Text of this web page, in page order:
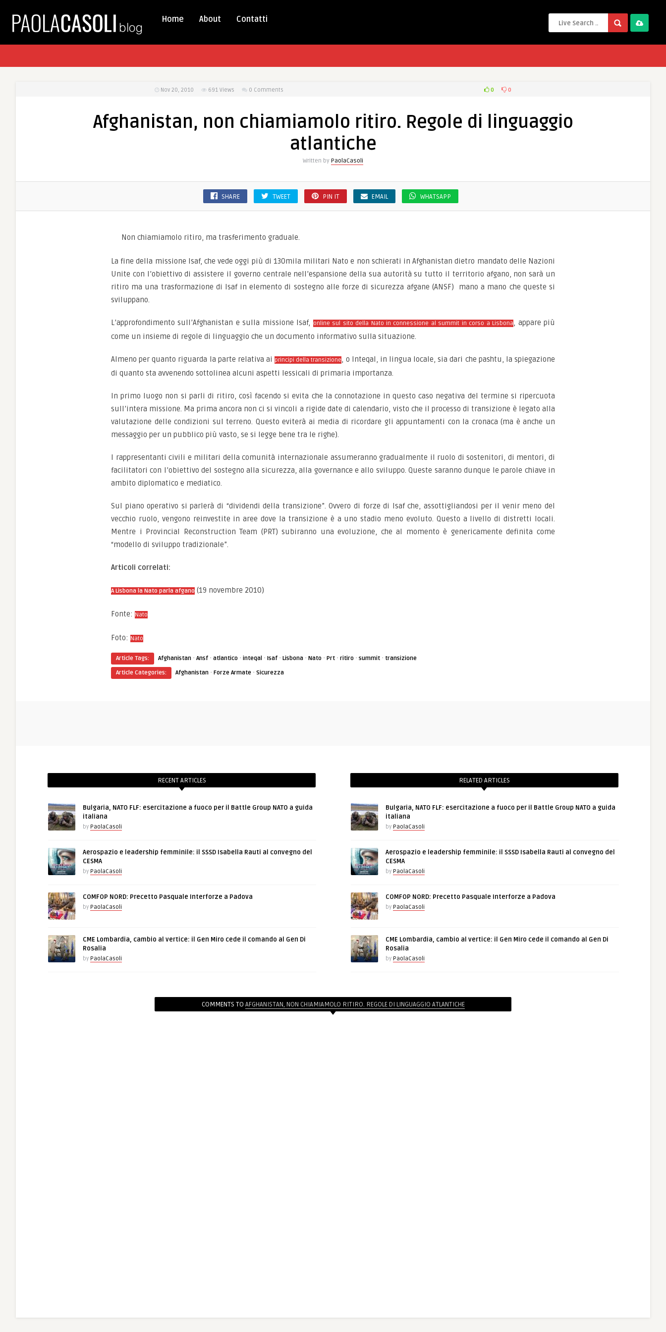
Home About Contatti
Nov 20, 2010 691 Views 0 Comments 0 0
Afghanistan, non chiamiamolo ritiro. Regole di linguaggio
atlantiche
Written by PaolaCasoli
SHARE TWEET PIN IT EMAIL WHATSAPP
Non chiamiamolo ritiro, ma trasferimento graduale.
La fine della missione Isaf, che vede oggi più di 130mila militari Nato e non schierati in Afghanistan dietro mandato delle Nazioni
Unite con l’obiettivo di assistere il governo centrale nell’espansione della sua autorità su tutto il territorio afgano, non sarà un
ritiro ma una trasformazione di Isaf in elemento di sostegno alle forze di sicurezza afgane (ANSF) mano a mano che queste si
sviluppano.
L’approfondimento sull’Afghanistan e sulla missione Isaf, online sul sito della Nato in connessione al summit in corso a Lisbona, appare più
come un insieme di regole di linguaggio che un documento informativo sulla situazione.
Almeno per quanto riguarda la parte relativa aiprincipi della transizione, o Inteqal, in lingua locale, sia dari che pashtu, la spiegazione
di quanto sta avvenendo sottolinea alcuni aspetti lessicali di primaria importanza.
In primo luogo non si parli di ritiro, così facendo si evita che la connotazione in questo caso negativa del termine si ripercuota
sull’intera missione. Ma prima ancora non ci si vincoli a rigide date di calendario, visto che il processo di transizione è legato alla
valutazione delle condizioni sul terreno. Questo eviterà ai media di ricordare gli appuntamenti con la cronaca (ma è anche un
messaggio per un pubblico più vasto, se si legge bene tra le righe).
I rappresentanti civili e militari della comunità internazionale assumeranno gradualmente il ruolo di sostenitori, di mentori, di
facilitatori con l’obiettivo del sostegno alla sicurezza, alla governance e allo sviluppo. Queste saranno dunque le parole chiave in
ambito diplomatico e mediatico.
Sul piano operativo si parlerà di “dividendi della transizione”. Ovvero di forze di Isaf che, assottigliandosi per il venir meno del
vecchio ruolo, vengono reinvestite in aree dove la transizione è a uno stadio meno evoluto. Questo a livello di distretti locali.
Mentre i Provincial Reconstruction Team (PRT) subiranno una evoluzione, che al momento è genericamente definita come
“modello di sviluppo tradizionale”.
Articoli correlati:
A Lisbona la Nato parla afgano (19 novembre 2010)
Fonte: Nato
Foto: Nato
Article Tags: Afghanistan · Ansf · atlantico · inteqal · Isaf · Lisbona · Nato · Prt · ritiro · summit · transizione
Article Categories:
Afghanistan · Forze Armate · Sicurezza
RECENT ARTICLES
Bulgaria, NATO FLF: esercitazione a fuoco per il Battle Group NATO a guida
italiana
by PaolaCasoli
Aerospazio e leadership femminile: il SSSD Isabella Rauti al convegno del
CESMA
by PaolaCasoli
COMFOP NORD: Precetto Pasquale Interforze a Padova
by PaolaCasoli
CME Lombardia, cambio al vertice: il Gen Miro cede il comando al Gen Di
Rosalia
by PaolaCasoli
RELATED ARTICLES
Bulgaria, NATO FLF: esercitazione a fuoco per il Battle Group NATO a guida
italiana
by PaolaCasoli
Aerospazio e leadership femminile: il SSSD Isabella Rauti al convegno del
CESMA
by PaolaCasoli
COMFOP NORD: Precetto Pasquale Interforze a Padova
by PaolaCasoli
CME Lombardia, cambio al vertice: il Gen Miro cede il comando al Gen Di
Rosalia
by PaolaCasoli
COMMENTS TO AFGHANISTAN, NON CHIAMIAMOLO RITIRO. REGOLE DI LINGUAGGIO ATLANTICHE